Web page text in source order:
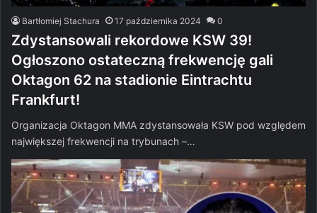
Bartłomiej Stachura 17 października 2024 0
Zdystansowali rekordowe KSW 39!
Ogłoszono ostateczną frekwencję gali
Oktagon 62 na stadionie Eintrachtu
Frankfurt!
Organizacja Oktagon MMA zdystansowała KSW pod względem
największej frekwencji na trybunach –…